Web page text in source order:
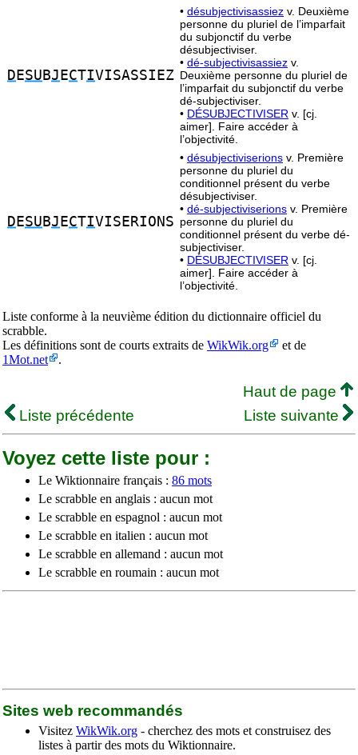
D ESU BJ ECTIVISASSIEZ
• désubjectivisassiez v. Deuxième
personne du pluriel de l’imparfait
du subjonctif du verbe
désubjectiviser.
• dé-subjectivisassiez v.
Deuxième personne du pluriel de
l’imparfait du subjonctif du verbe
dé-subjectiviser.
• DÉSUBJECTIVISER v. [cj.
aimer]. Faire accéder à
l’objectivité.
D ESU BJ ECTIVISERIONS
• désubjectiviserions v. Première
personne du pluriel du
conditionnel présent du verbe
désubjectiviser.
• dé-subjectiviserions v. Première
personne du pluriel du
conditionnel présent du verbe dé-
subjectiviser.
• DÉSUBJECTIVISER v. [cj.
aimer]. Faire accéder à
l’objectivité.
Liste conforme à la neuvième édition du dictionnaire officiel du
scrabble.
Les définitions sont de courts extraits de WikWik.org
et de
1Mot.net
.
Haut de page
Liste précédente
Liste suivante
Voyez cette liste pour :
Le Wiktionnaire français : 86 mots
Le scrabble en anglais : aucun mot
Le scrabble en espagnol : aucun mot
Le scrabble en italien : aucun mot
Le scrabble en allemand : aucun mot
Le scrabble en roumain : aucun mot
Sites web recommandés
Visitez WikWik.org - cherchez des mots et construisez des
listes à partir des mots du Wiktionnaire.